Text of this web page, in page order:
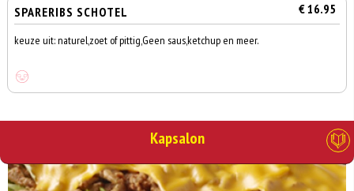
SPARERIBS SCHOTEL € 16.95
keuze uit: naturel,zoet of pittig,Geen saus,ketchup en meer.
Kapsalon